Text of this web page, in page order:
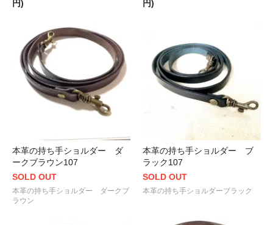
円)
円)
本革の持ち手ショルダー ダ
ークブラウン107
SOLD OUT
本革の持ち手ショルダー ダークブ
ラウン
本革の持ち手ショルダー ブ
ラック107
SOLD OUT
本革の持ち手ショルダーブラック